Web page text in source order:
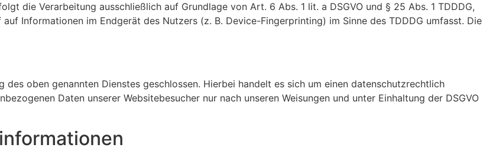
die Verarbeitung ausschließlich auf Grundlage von Art. 6 Abs. 1 lit. a DSGVO und § 25 Abs. 1 TDDDG,
Informationen im Endgerät des Nutzers (z. B. Device-Fingerprinting) im Sinne des TDDDG umfasst. Die
oben genannten Dienstes geschlossen. Hierbei handelt es sich um einen datenschutzrechtlich
Daten unserer Websitebesucher nur nach unseren Weisungen und unter Einhaltung der DSGVO